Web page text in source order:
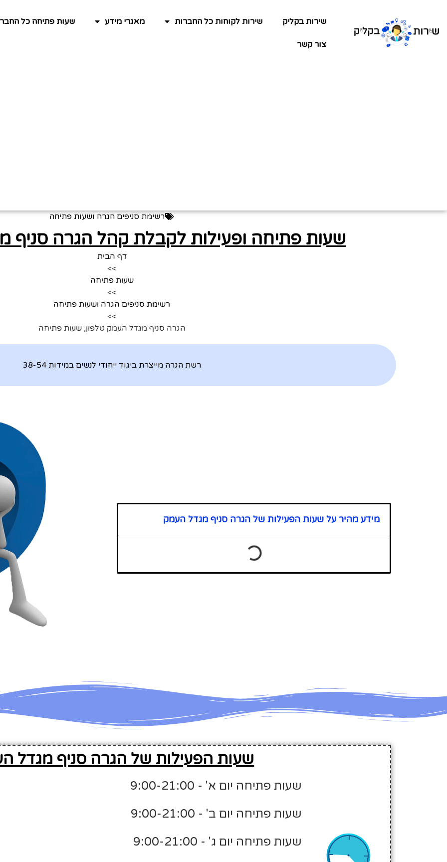
שירות בקליק שירות לקוחות כל החברות מאגרי מידע שעות פתיחה כל
צור קשר
רשימת סניפים הגרה ושעות פתיחה
שעות פתיחה ופעילות לקבלת קהל הגרה סניף
דף הבית
>>
שעות פתיחה
>>
רשימת סניפים הגרה ושעות פתיחה
>>
הגרה סניף מגדל העמק טלפון, שעות פתיחה
רשת הגרה מייצרת ביגוד ייחודי לנשים במידות 38-54
מידע מהיר על שעות הפעילות של הגרה סניף מגדל העמק
שעות הפעילות של הגרה סניף מגדל
שעות פתיחה יום א' - 9:00-21:00
שעות פתיחה יום ב' - 9:00-21:00
שעות פתיחה יום ג' - 9:00-21:00